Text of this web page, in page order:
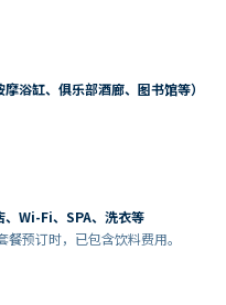
浴缸、俱乐部酒廊、图书馆等）
、Wi-Fi、SPA、洗衣等
预订时，已包含饮料费用。